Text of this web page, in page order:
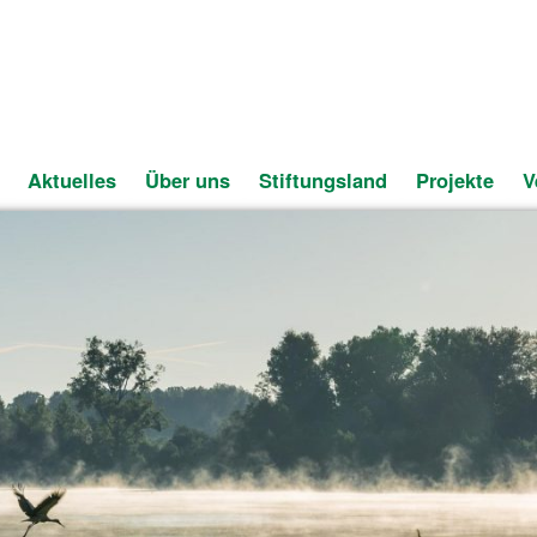
Aktuelles Über uns Stiftungsland Projekte